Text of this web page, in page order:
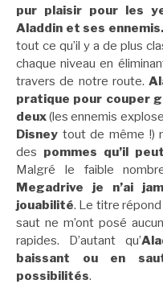
pur plaisir pour les
Aladdin et ses ennemis.
tout ce qu’il y a de plus
chaque niveau en
travers de notre route.
pratique pour couper
deux(les ennemis
Disney tout de même !)
des pommes qu’il
Malgré le faible
Megadrive je n’ai
jouabilité. Le titre
saut ne m’ont posé
rapides. D’autant qu’
baissant ou en
possibilités.